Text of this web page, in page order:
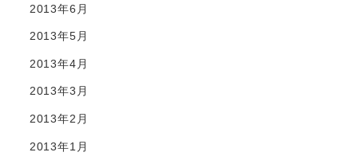
2013年6月
2013年5月
2013年4月
2013年3月
2013年2月
2013年1月